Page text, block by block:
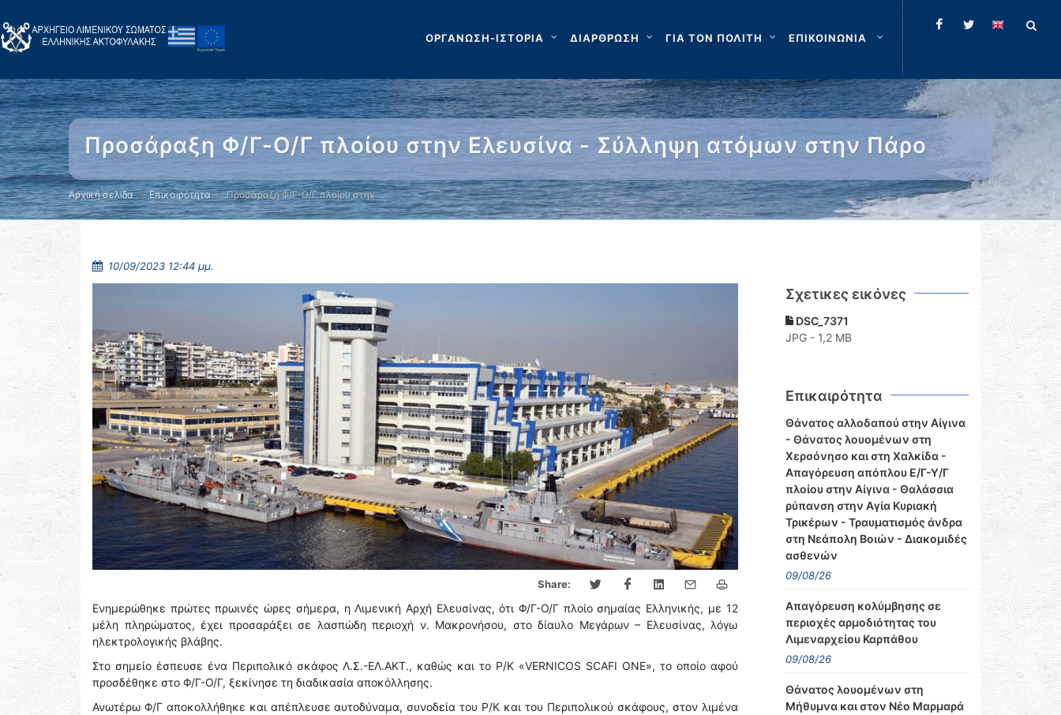
ΟΡΓΑΝΩΣΗ-ΙΣΤΟΡΙΑ ΔΙΑΡΘΡΩΣΗ ΓΙΑ ΤΟΝ ΠΟΛΙΤΗ ΕΠΙΚΟΙΝΩΝΙΑ
Προσάραξη Φ/Γ-Ο/Γ πλοίου στην Ελευσίνα - Σύλληψη ατόμων στην Πάρο
Αρχική σελίδα Επικαιρότητα Προσάραξη Φ/Γ-Ο/Γ πλοίου στην …
10/09/2023 12:44 μμ.
Share:
Ενημερώθηκε πρώτες πρωινές ώρες σήμερα, η Λιμενική Αρχή Ελευσίνας, ότι Φ/Γ-Ο/Γ πλοίο σημαίας Ελληνικής, με 12
μέλη πληρώματος, έχει προσαράξει σε λασπώδη περιοχή ν. Μακρονήσου, στο δίαυλο Μεγάρων – Ελευσίνας, λόγω
ηλεκτρολογικής βλάβης.
Στο σημείο έσπευσε ένα Περιπολικό σκάφος Λ.Σ.-ΕΛ.ΑΚΤ., καθώς και το Ρ/Κ «VERNICOS SCAFI ONE», το οπoίο αφού
προσδέθηκε στο Φ/Γ-Ο/Γ, ξεκίνησε τη διαδικασία αποκόλλησης.
Ανωτέρω Φ/Γ αποκολλήθηκε και απέπλευσε αυτοδύναμα, συνοδεία του Ρ/Κ και του Περιπολικού σκάφους, στον λιμένα
Σχετικες εικόνες
DSC_7371
JPG - 1,2 MB
Επικαιρότητα
Θάνατος αλλοδαπού στην Αίγινα
- Θάνατος λουομένων στη
Χερσόνησο και στη Χαλκίδα -
Απαγόρευση απόπλου Ε/Γ-Υ/Γ
πλοίου στην Αίγινα - Θαλάσσια
ρύπανση στην Αγία Κυριακή
Τρικέρων - Τραυματισμός άνδρα
στη Νεάπολη Βοιών - Διακομιδές
ασθενών
09/08/26
Απαγόρευση κολύμβησης σε
περιοχές αρμοδιότητας του
Λιμεναρχείου Καρπάθου
09/08/26
Θάνατος λουομένων στη
Μήθυμνα και στον Νέο Μαρμαρά